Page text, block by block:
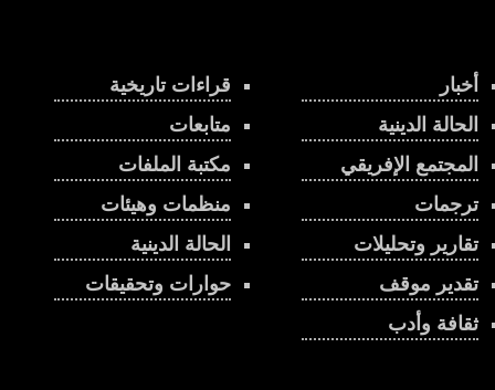
قراءات تاريخية
متابعات
مكتبة الملفات
منظمات وهيئات
الحالة الدينية
حوارات وتحقيقات
أخبار
الحالة الدينية
المجتمع الإفريقي
ترجمات
تقارير وتحليلات
تقدير موقف
ثقافة وأدب